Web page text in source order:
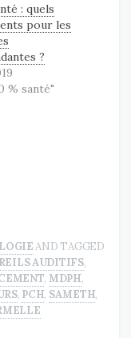
: quels
pour les
?
% santé"
AND TAGGED
AUDITIFS,
, MDPH,
, PCH, SAMETH,